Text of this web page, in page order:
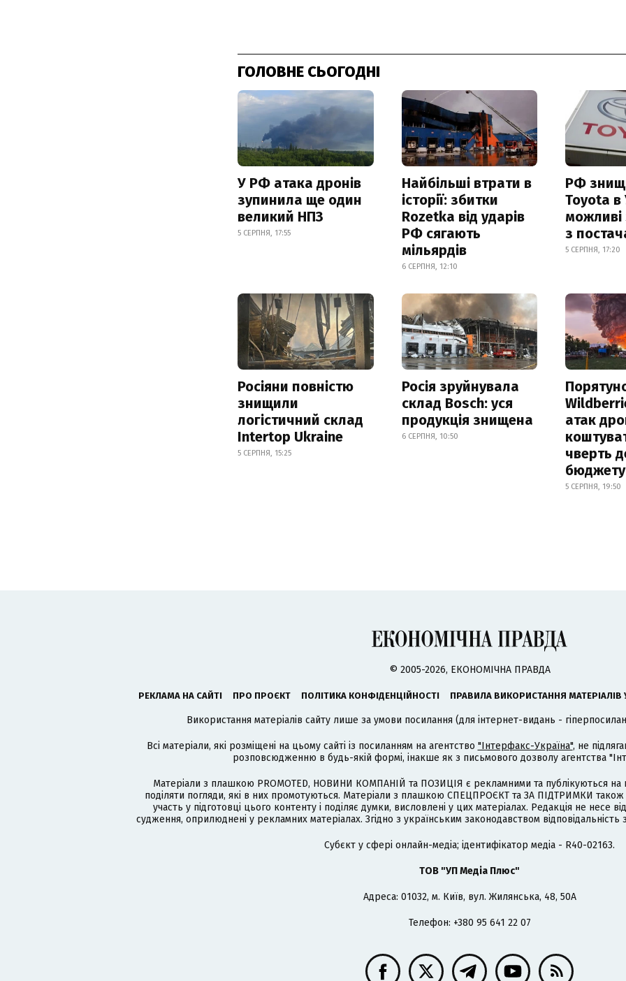
ГОЛОВНЕ СЬОГОДНІ
У РФ атака дронів
зупинила ще один
великий НПЗ
5 СЕРПНЯ, 17:55
Найбільші втрати в
історії: збитки
Rozetka від ударів
РФ сягають
мільярдів
6 СЕРПНЯ, 12:10
РФ
Toyota в
з
5 СЕРПНЯ, 17:20
Росіяни повністю
знищили
логістичний склад
Intertop Ukraine
5 СЕРПНЯ, 15:25
Росія зруйнувала
склад Bosch: уся
продукція знищена
6 СЕРПНЯ, 10:50
атак
чверть
5 СЕРПНЯ, 19:50
© 2005-2026, ЕКОНОМІЧНА ПРАВДА
РЕКЛАМА НА САЙТІ ПРО ПРОЄКТ ПОЛІТИКА КОНФІДЕНЦІЙНОСТІ ПРАВИЛА ВИКОРИСТАННЯ МАТЕРІАЛІВ
Використання матеріалів сайту лише за умови посилання (для інтернет-видань -
Всі матеріали, які розміщені на цьому сайті із посиланням на агентство "Інтерфакс-Україна", не
розповсюдженню в будь-якій формі, інакше як з письмового дозволу агентства
Матеріали з плашкою PROMOTED, НОВИНИ КОМПАНІЙ та ПОЗИЦІЯ є рекламними та публікуються на
поділяти погляди, які в них промотуються. Матеріали з плашкою СПЕЦПРОЄКТ та ЗА ПІДТРИМКИ
участь у підготовці цього контенту і поділяє думки, висловлені у цих матеріалах. Редакція не несе
судження, оприлюднені у рекламних матеріалах. Згідно з українським законодавством
Cубєкт у сфері онлайн-медіа; ідентифікатор медіа - R40-02163.
ТОВ "УП Медіа Плюс"
Адреса: 01032, м. Київ, вул. Жилянська, 48, 50А
Телефон: +380 95 641 22 07